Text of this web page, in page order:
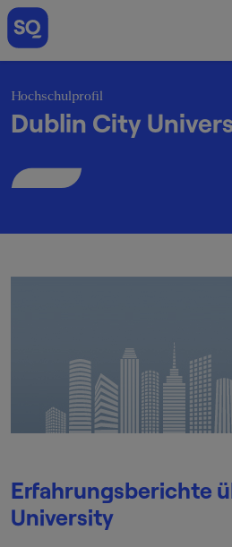
Hochschulprofil
Dublin City
Erfahrungsberichte
University